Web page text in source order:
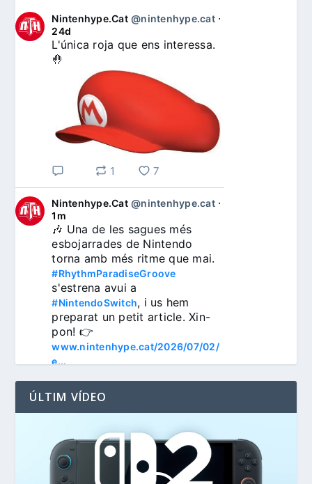
Nintenhype.Cat @nintenhype.cat⋅
24d
L'única roja que ens interessa.
🤚
1 7
Nintenhype.Cat @nintenhype.cat⋅
1m
🎶 Una de les sagues més
esbojarrades de Nintendo
#RhythmParadiseGroove
#NintendoSwitch, i us hem
preparat un petit article. Xin-
www.nintenhype.cat/2026/07/02/
e...
ÚLTIM VÍDEO